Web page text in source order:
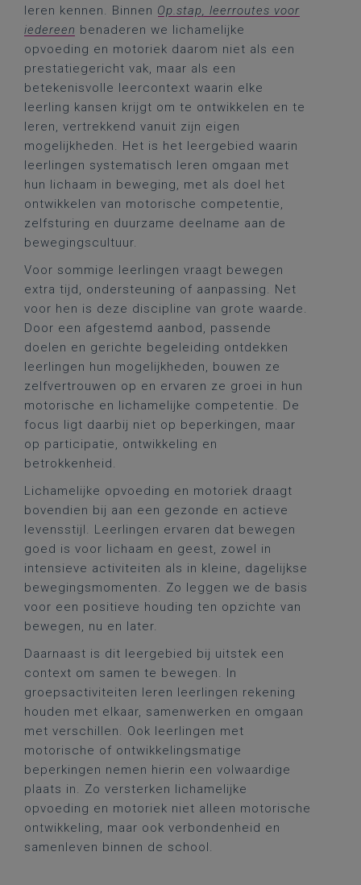
leren kennen. Binnen Op.stap, leerroutes voor
iedereen benaderen we lichamelijke
opvoeding en motoriek daarom niet als een
prestatiegericht vak, maar als een
betekenisvolle leercontext waarin elke
leerling kansen krijgt om te ontwikkelen en te
leren, vertrekkend vanuit zijn eigen
mogelijkheden. Het is het leergebied waarin
leerlingen systematisch leren omgaan met
hun lichaam in beweging, met als doel het
ontwikkelen van motorische competentie,
zelfsturing en duurzame deelname aan de
bewegingscultuur.
Voor sommige leerlingen vraagt bewegen
extra tijd, ondersteuning of aanpassing. Net
voor hen is deze discipline van grote waarde.
Door een afgestemd aanbod, passende
doelen en gerichte begeleiding ontdekken
leerlingen hun mogelijkheden, bouwen ze
zelfvertrouwen op en ervaren ze groei in hun
motorische en lichamelijke competentie. De
focus ligt daarbij niet op beperkingen, maar
op participatie, ontwikkeling en
betrokkenheid.
Lichamelijke opvoeding en motoriek draagt
bovendien bij aan een gezonde en actieve
levensstijl. Leerlingen ervaren dat bewegen
goed is voor lichaam en geest, zowel in
intensieve activiteiten als in kleine, dagelijkse
bewegingsmomenten. Zo leggen we de basis
voor een positieve houding ten opzichte van
bewegen, nu en later.
Daarnaast is dit leergebied bij uitstek een
context om samen te bewegen. In
groepsactiviteiten leren leerlingen rekening
houden met elkaar, samenwerken en omgaan
met verschillen. Ook leerlingen met
motorische of ontwikkelingsmatige
beperkingen nemen hierin een volwaardige
plaats in. Zo versterken lichamelijke
opvoeding en motoriek niet alleen motorische
ontwikkeling, maar ook verbondenheid en
samenleven binnen de school.